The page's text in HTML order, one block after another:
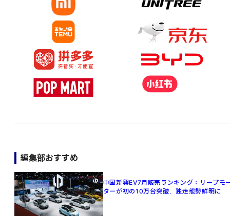
編集部おすすめ
中国新興EV7月販売ランキング：リープモ
ターが初の10万台突破、独走態勢鮮明に